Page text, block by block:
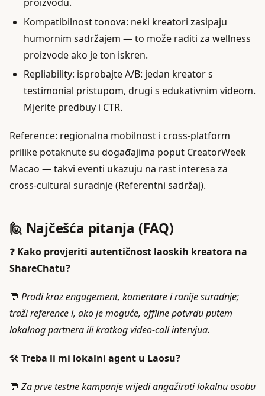
Kompatibilnost tonova: neki kreatori zasipaju
humornim sadržajem — to može raditi za wellness
proizvode ako je ton iskren.
Repliability: isprobajte A/B: jedan kreator s
testimonial pristupom, drugi s edukativnim videom.
Mjerite predbuy i CTR.
Reference: regionalna mobilnost i cross-platform
prilike potaknute su događajima poput CreatorWeek
Macao — takvi eventi ukazuju na rast interesa za
cross-cultural suradnje (Referentni sadržaj).
🙋 Najčešća pitanja (FAQ)
❓ Kako provjeriti autentičnost laoskih kreatora na
ShareChatu?
💬 Prođi kroz engagement, komentare i ranije suradnje;
traži reference i, ako je moguće, offline potvrdu putem
lokalnog partnera ili kratkog video-call intervjua.
🛠️ Treba li mi lokalni agent u Laosu?
💬 Za prve testne kampanje vrijedi angažirati lokalnu osobu